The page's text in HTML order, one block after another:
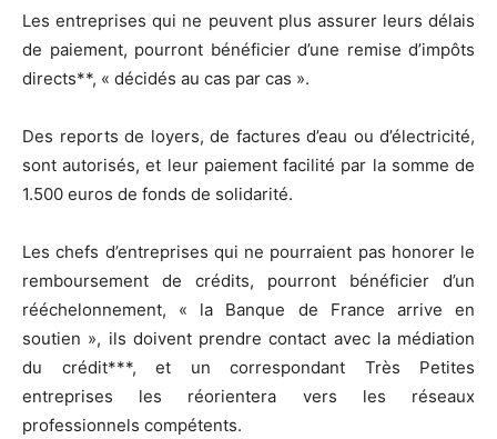
Les entreprises qui ne peuvent plus assurer leurs délais
de paiement, pourront bénéficier d’une remise d’impôts
directs**, « décidés au cas par cas ».
Des reports de loyers, de factures d’eau ou d’électricité,
sont autorisés, et leur paiement facilité par la somme de
1.500 euros de fonds de solidarité.
Les chefs d’entreprises qui ne pourraient pas honorer le
remboursement de crédits, pourront bénéficier d’un
rééchelonnement, « la Banque de France arrive en
soutien », ils doivent prendre contact avec la médiation
du crédit***, et un correspondant Très Petites
entreprises les réorientera vers les réseaux
professionnels compétents.